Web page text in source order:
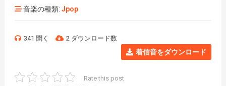
音楽の種類: Jpop
341 聞く 2 ダウンロード数
着信音をダウンロード
Rate this post